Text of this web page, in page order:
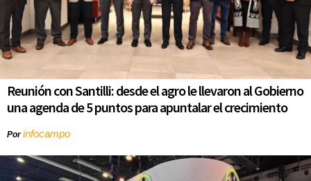
Reunión con Santilli: desde el agro le llevaron al Gobierno
una agenda de 5 puntos para apuntalar el crecimiento
Porinfocampo